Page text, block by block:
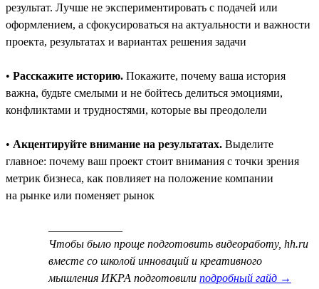
результат. Лучше не экспериментировать с подачей или
оформлением, а сфокусироваться на актуальности и важности
проекта, результатах и вариантах решения задачи
• Расскажите историю. Покажите, почему ваша история
важна, будьте смелыми и не бойтесь делиться эмоциями,
конфликтами и трудностями, которые вы преодолели
• Акцентируйте внимание на результатах. Выделите
главное: почему ваш проект стоит внимания с точки зрения
метрик бизнеса, как повлияет на положение компании
на рынке или поменяет рынок
Чтобы было проще подготовить видеоработу, hh.ru
вместе со школой инноваций и креативного
мышления ИКРА подготовили подробный гайд →